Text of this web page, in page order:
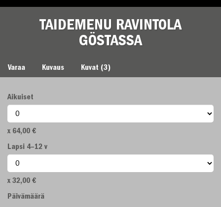
TAIDEMENU RAVINTOLA
GÖSTASSA
TAIDEMENU RAVINTOLA GÖSTASSA
Varaa Kuvaus Kuvat (3)
Aikuiset
64,00 €
Lapsi 4–12 v
32,00 €
Päivämäärä